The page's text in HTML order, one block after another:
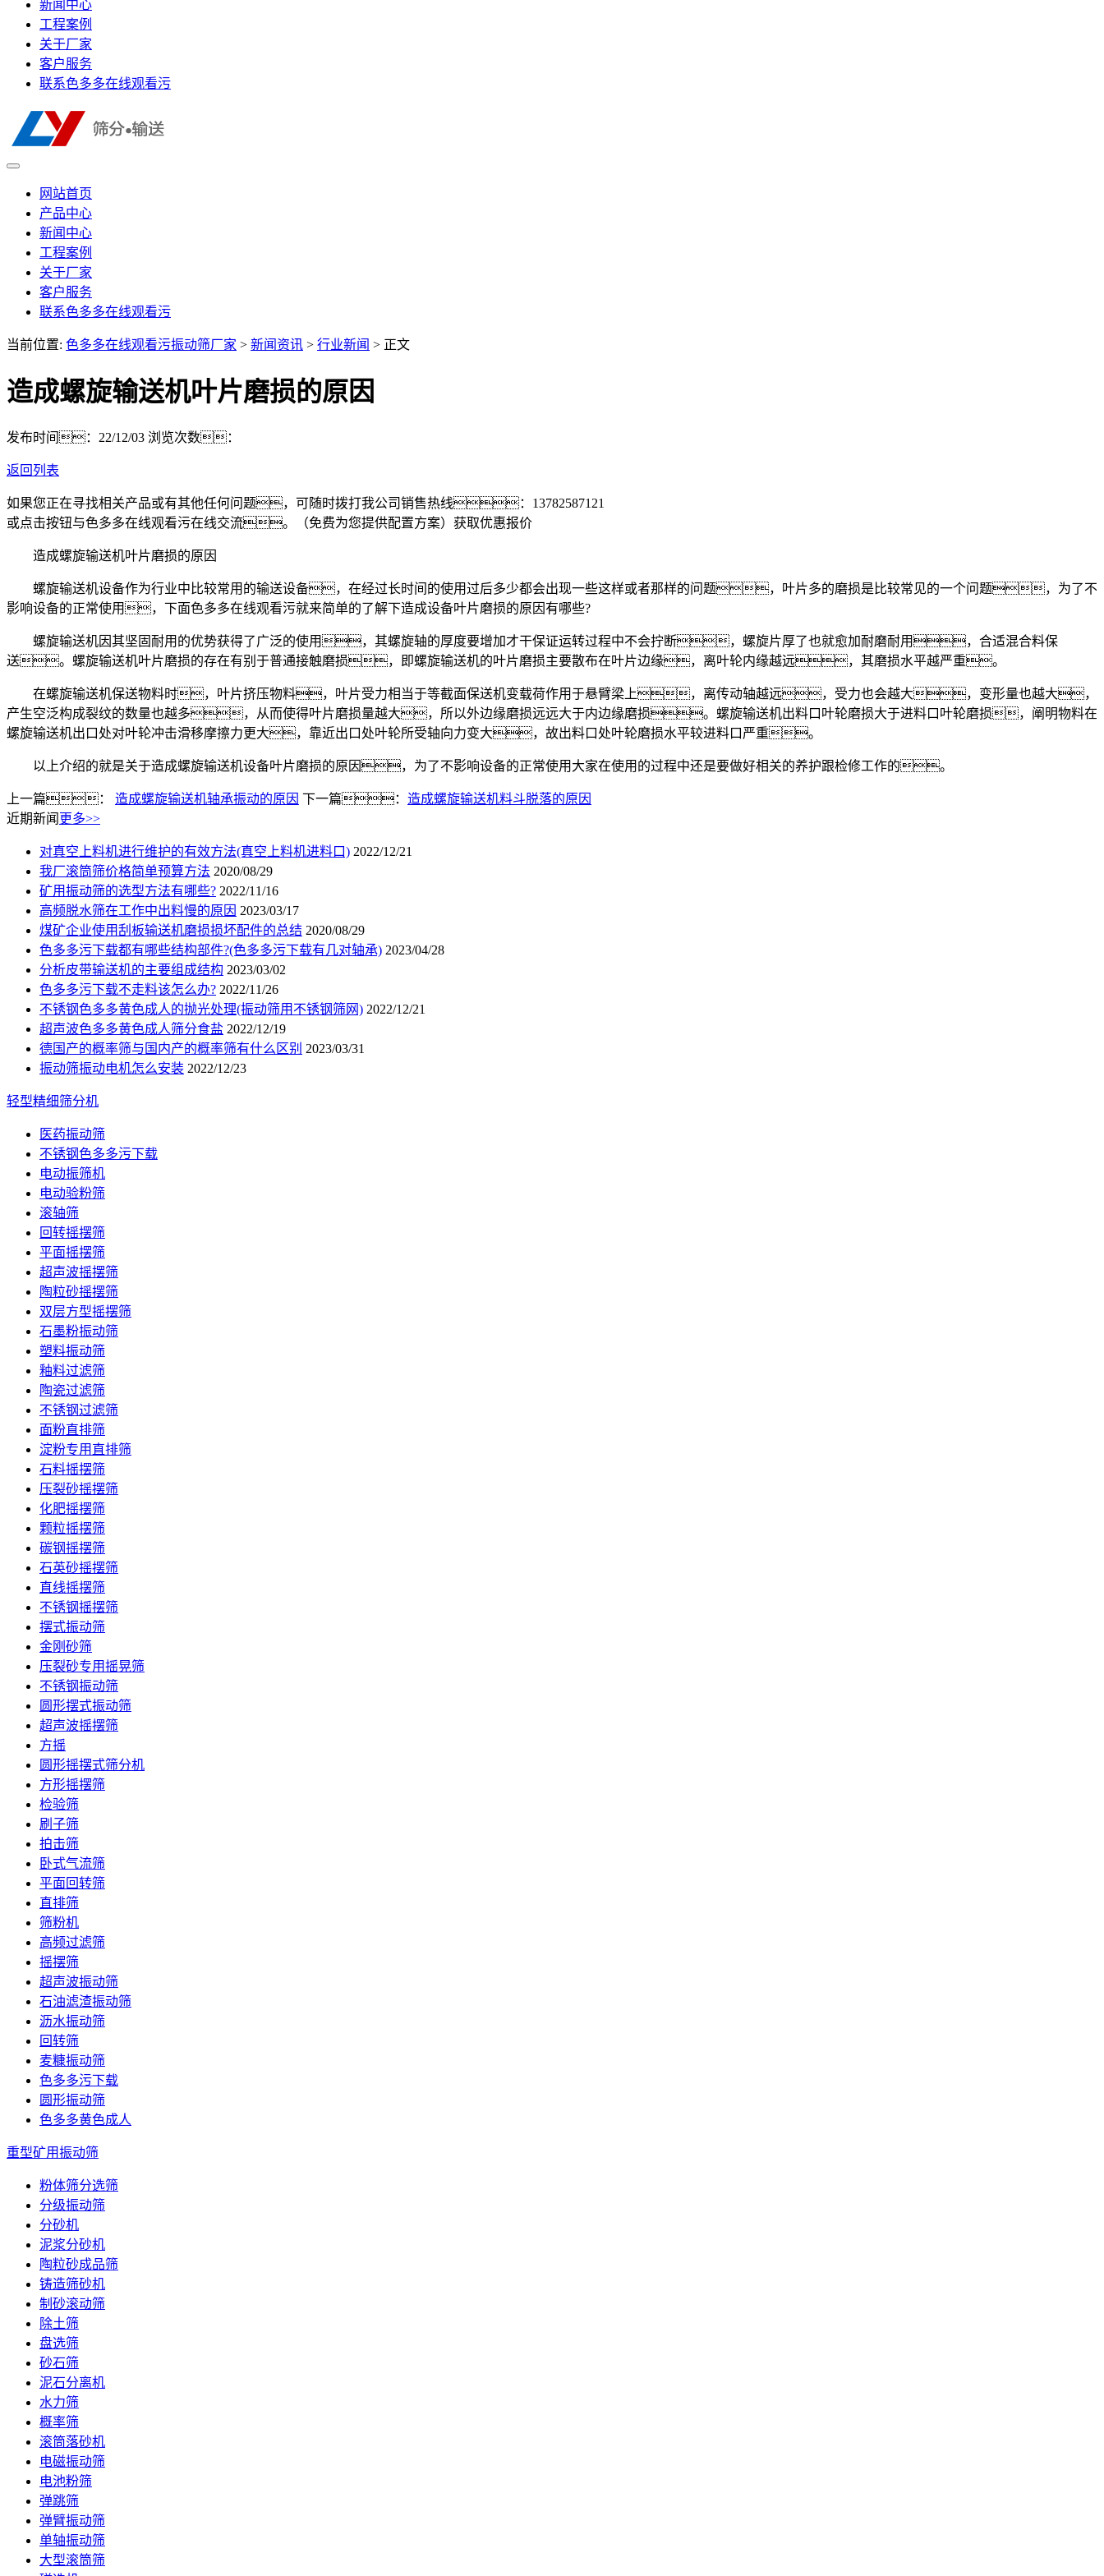
新闻中心
工程案例
关于厂家
客户服务
联系色多多在线观看污
网站首页
产品中心
新闻中心
工程案例
关于厂家
客户服务
联系色多多在线观看污
当前位置: 色多多在线观看污振动筛厂家 > 新闻资讯 > 行业新闻 > 正文
造成螺旋输送机叶片磨损的原因
发布时间：22/12/03 浏览次数：
返回列表
如果您正在寻找相关产品或有其他任何问题，可随时拨打我公司销售热线： 13782587121
或点击按钮与色多多在线观看污在线交流。（免费为您提供配置方案） 获取优惠报价
造成螺旋输送机叶片磨损的原因
螺旋输送机设备作为行业中比较常用的输送设备，在经过长时间的使用过后多少都会出现一些这样或者那样的问题，叶片多的磨损是比较常见的一个问题，为了不
影响设备的正常使用，下面色多多在线观看污就来简单的了解下造成设备叶片磨损的原因有哪些?
螺旋输送机因其坚固耐用的优势获得了广泛的使用，其螺旋轴的厚度要增加才干保证运转过程中不会拧断，螺旋片厚了也就愈加耐磨耐用，合适混合料保
送。螺旋输送机叶片磨损的存在有别于普通接触磨损，即螺旋输送机的叶片磨损主要散布在叶片边缘，离叶轮内缘越远，其磨损水平越严重。
在螺旋输送机保送物料时，叶片挤压物料，叶片受力相当于等截面保送机变载荷作用于悬臂梁上，离传动轴越远，受力也会越大，变形量也越大，
产生空泛构成裂纹的数量也越多，从而使得叶片磨损量越大，所以外边缘磨损远远大于内边缘磨损。螺旋输送机出料口叶轮磨损大于进料口叶轮磨损，阐明物料在
螺旋输送机出口处对叶轮冲击滑移摩擦力更大，靠近出口处叶轮所受轴向力变大，故出料口处叶轮磨损水平较进料口严重。
以上介绍的就是关于造成螺旋输送机设备叶片磨损的原因，为了不影响设备的正常使用大家在使用的过程中还是要做好相关的养护跟检修工作的。
上一篇： 造成螺旋输送机轴承振动的原因 下一篇： 造成螺旋输送机料斗脱落的原因
近期新闻 更多>>
对真空上料机进行维护的有效方法(真空上料机进料口) 2022/12/21
我厂滚筒筛价格简单预算方法 2020/08/29
矿用振动筛的选型方法有哪些? 2022/11/16
高频脱水筛在工作中出料慢的原因 2023/03/17
煤矿企业使用刮板输送机磨损损坏配件的总结 2020/08/29
色多多污下载都有哪些结构部件?(色多多污下载有几对轴承) 2023/04/28
分析皮带输送机的主要组成结构 2023/03/02
色多多污下载不走料该怎么办? 2022/11/26
不锈钢色多多黄色成人的抛光处理(振动筛用不锈钢筛网) 2022/12/21
超声波色多多黄色成人筛分食盐 2022/12/19
德国产的概率筛与国内产的概率筛有什么区别 2023/03/31
振动筛振动电机怎么安装 2022/12/23
轻型精细筛分机
医药振动筛
不锈钢色多多污下载
电动振筛机
电动验粉筛
滚轴筛
回转摇摆筛
平面摇摆筛
超声波摇摆筛
陶粒砂摇摆筛
双层方型摇摆筛
石墨粉振动筛
塑料振动筛
釉料过滤筛
陶瓷过滤筛
不锈钢过滤筛
面粉直排筛
淀粉专用直排筛
石料摇摆筛
压裂砂摇摆筛
化肥摇摆筛
颗粒摇摆筛
碳钢摇摆筛
石英砂摇摆筛
直线摇摆筛
不锈钢摇摆筛
摆式振动筛
金刚砂筛
压裂砂专用摇晃筛
不锈钢振动筛
圆形摆式振动筛
超声波摇摆筛
方摇
圆形摇摆式筛分机
方形摇摆筛
检验筛
刷子筛
拍击筛
卧式气流筛
平面回转筛
直排筛
筛粉机
高频过滤筛
摇摆筛
超声波振动筛
石油滤渣振动筛
沥水振动筛
回转筛
麦糠振动筛
色多多污下载
圆形振动筛
色多多黄色成人
重型矿用振动筛
粉体筛分选筛
分级振动筛
分砂机
泥浆分砂机
陶粒砂成品筛
铸造筛砂机
制砂滚动筛
除土筛
盘选筛
砂石筛
泥石分离机
水力筛
概率筛
滚筒落砂机
电磁振动筛
电池粉筛
弹跳筛
弹臂振动筛
单轴振动筛
大型滚筒筛